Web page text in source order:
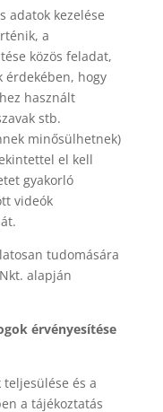
adatok kezelése
a
közös feladat,
hogy
használt
stb.
minősülhetnek)
el kell
gyakorló
videók
tudomására
alapján
érvényesítése
és a
a tájékoztatás